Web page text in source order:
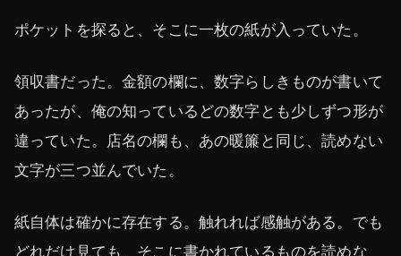
ポケットを探ると、そこに一枚の紙が入っていた。
領収書だった。金額の欄に、数字らしきものが書いて
あったが、俺の知っているどの数字とも少しずつ形が
違っていた。店名の欄も、あの暖簾と同じ、読めない
文字が三つ並んでいた。
紙自体は確かに存在する。触れれば感触がある。でも
どれだけ見ても、そこに書かれているものを読めな